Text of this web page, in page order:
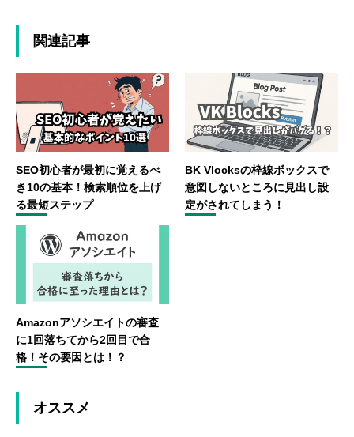
関連記事
SEO初心者が最初に覚えるべ
き10の基本！検索順位を上げ
る最短ステップ
BK Vlocksの枠線ボックスで
意図しないところに見出し設
定がされてしまう！
Amazonアソシエイトの審査
に1回落ちてから2回目で合
格！その要因とは！？
オススメ